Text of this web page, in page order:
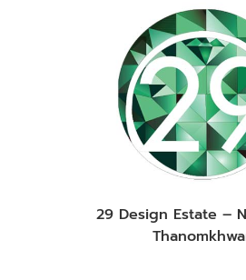
29 Design Estate –